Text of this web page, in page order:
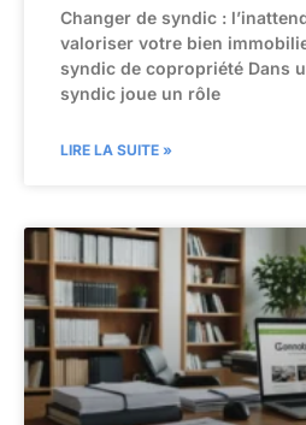
Changer de syndic :
valoriser votre bien
syndic de copropriété Dans
syndic joue un rôle
LIRE LA SUITE »